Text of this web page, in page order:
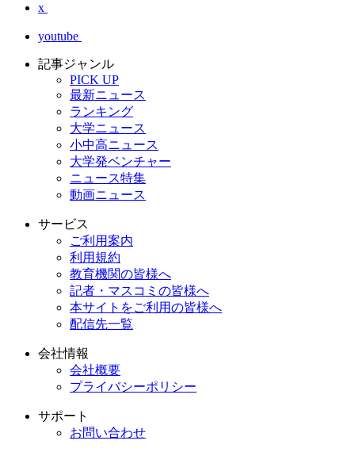
x
youtube
記事ジャンル
PICK UP
最新ニュース
ランキング
大学ニュース
小中高ニュース
大学発ベンチャー
ニュース特集
動画ニュース
サービス
ご利用案内
利用規約
教育機関の皆様へ
記者・マスコミの皆様へ
本サイトをご利用の皆様へ
配信先一覧
会社情報
会社概要
プライバシーポリシー
サポート
お問い合わせ